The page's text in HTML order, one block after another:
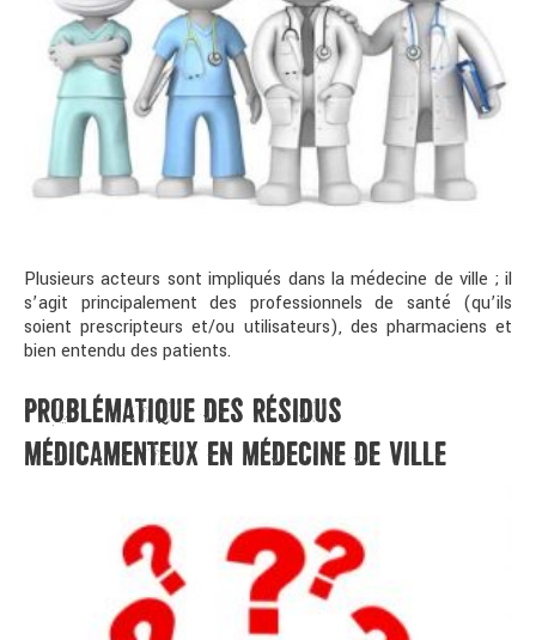
Plusieurs acteurs sont impliqués dans la médecine de ville ; il
s’agit principalement des professionnels de santé (qu’ils
soient prescripteurs et/ou utilisateurs), des pharmaciens et
bien entendu des patients.
PROBLÉMATIQUE DES RÉSIDUS
MÉDICAMENTEUX EN MÉDECINE DE VILLE